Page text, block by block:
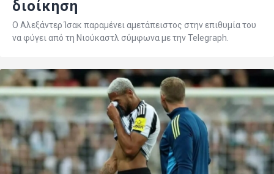
διοίκηση
Ο Αλεξάντερ Ίσακ παραμένει αμετάπειστος στην επιθυμία του
να φύγει από τη Νιούκαστλ σύμφωνα με την Telegraph.